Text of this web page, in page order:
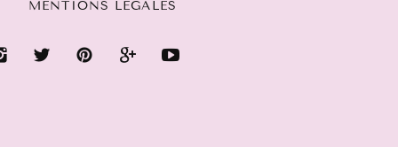
MENTIONS LÉGALES